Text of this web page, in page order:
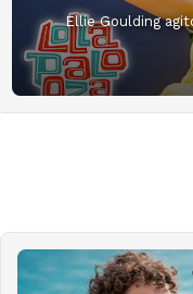
Ellie Goulding